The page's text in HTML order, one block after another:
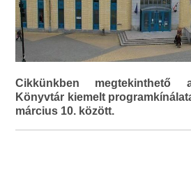
Cikkünkben
Könyvtár kiemelt
március 10. között.